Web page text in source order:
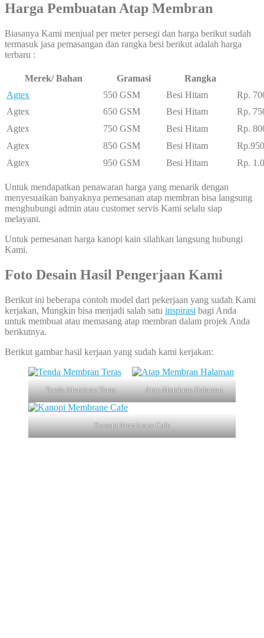
Harga Pembuatan Atap Membran
Biasanya Kami menjual per meter persegi dan harga berikut sudah
termasuk jasa pemasangan dan rangka besi berikut adalah harga
terbaru :
Merek/ Bahan Gramasi
Rangka
Agtex
550 GSM Besi Hitam
Rp.
Agtex
650 GSM Besi Hitam
Rp.
Agtex
750 GSM Besi Hitam
Rp.
Agtex
850 GSM Besi Hitam
Agtex
950 GSM Besi Hitam Rp.
Untuk mendapatkan penawaran harga yang menarik dengan
menyesuaikan banyaknya pemesanan atap membran bisa langsung
menghubungi admin atau customer servis Kami selalu siap
melayani.
Untuk pemesanan harga kanopi kain silahkan langsung hubungi
Kami.
Foto Desain Hasil Pengerjaan Kami
Berikut ini beberapa contoh model dari pekerjaan yang sudah Kami
kerjakan, Mungkin bisa menjadi salah satu inspirasi bagi Anda
untuk membuat atau memasang atap membran dalam projek Anda
berikutnya.
Berikut gambar hasil kerjaan yang sudah kami kerjakan:
Tenda Membran Teras Atap Membran Halaman
Kanopi Membrane Cafe